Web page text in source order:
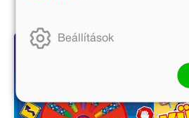
Beállítások